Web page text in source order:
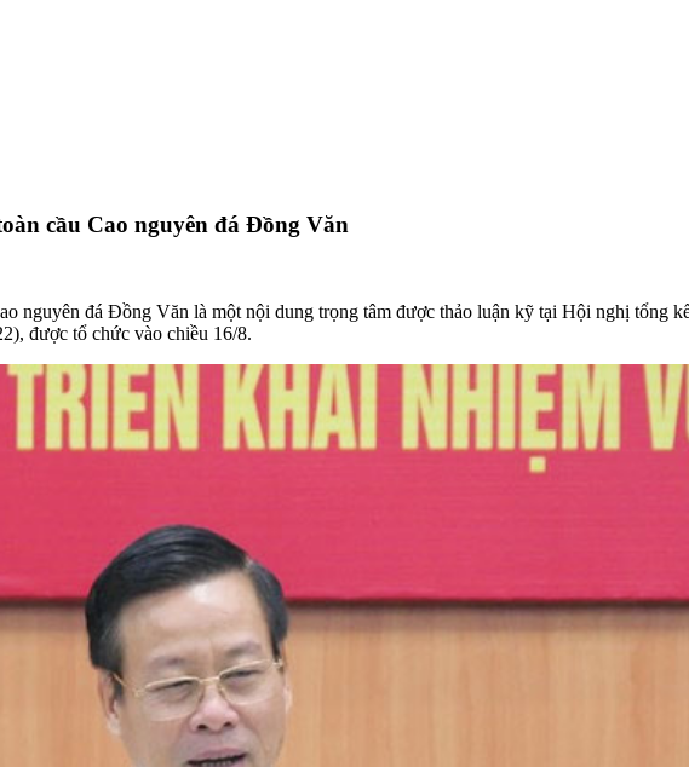
cầu Cao nguyên đá Đồng Văn
nguyên đá Đồng Văn là một nội dung trọng tâm được thảo luận kỹ tại Hội nghị tổng
được tổ chức vào chiều 16/8.